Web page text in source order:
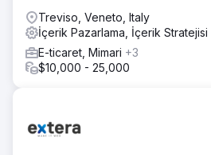
Treviso, Veneto, Italy
İçerik Pazarlama, İçerik Stratejisi
E-ticaret, Mimari +3
$10,000 - 25,000